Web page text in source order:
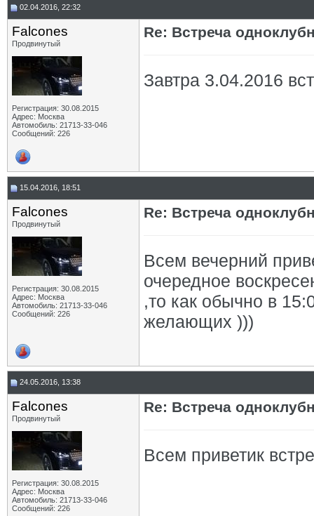
02.04.2016, 22:32
Falcones
Продвинутый
Регистрация: 30.08.2015
Адрес: Москва
Автомобиль: 21713-33-046
Сообщений: 226
Re: Встреча
Завтра 3.04.2016
15.04.2016, 18:51
Falcones
Продвинутый
Регистрация: 30.08.2015
Адрес: Москва
Автомобиль: 21713-33-046
Сообщений: 226
Re: Встреча
Всем вечерний
очередное
,то как обычно в
желающих )))
24.05.2016, 13:38
Falcones
Продвинутый
Регистрация: 30.08.2015
Адрес: Москва
Автомобиль: 21713-33-046
Сообщений: 226
Re: Встреча
Всем приветик